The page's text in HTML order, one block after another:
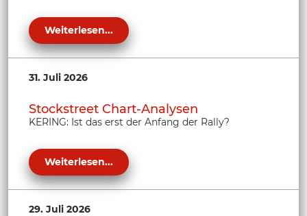
Weiterlesen...
31. Juli 2026
Stockstreet Chart-Analysen
KERING: Ist das erst der Anfang der Rally?
Weiterlesen...
29. Juli 2026